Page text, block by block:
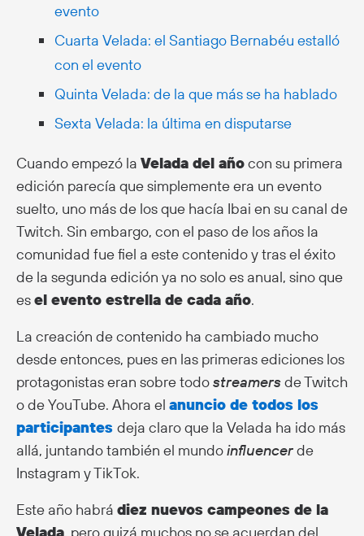
evento
Cuarta Velada: el Santiago Bernabéu estalló
con el evento
Quinta Velada: de la que más se ha hablado
Sexta Velada: la última en disputarse
Cuando empezó la Velada del añocon su primera
edición parecía que simplemente era un evento
suelto, uno más de los que hacía Ibai en su canal de
Twitch. Sin embargo, con el paso de los años la
comunidad fue fiel a este contenido y tras el éxito
de la segunda edición ya no solo es anual, sino que
esel evento estrella de cada año.
La creación de contenido ha cambiado mucho
desde entonces, pues en las primeras ediciones los
protagonistas eran sobre todostreamersde Twitch
o de YouTube. Ahora el anuncio de todos los
participantes deja claro que la Velada ha ido más
allá, juntando también el mundoinfluencerde
Instagram y TikTok.
Este año habrá diez nuevos campeones de la
Velada, pero quizá muchos no se acuerdan del